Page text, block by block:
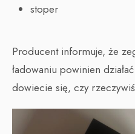
stoper
Producent informuje, że
ładowaniu powinien działać
dowiecie się, czy